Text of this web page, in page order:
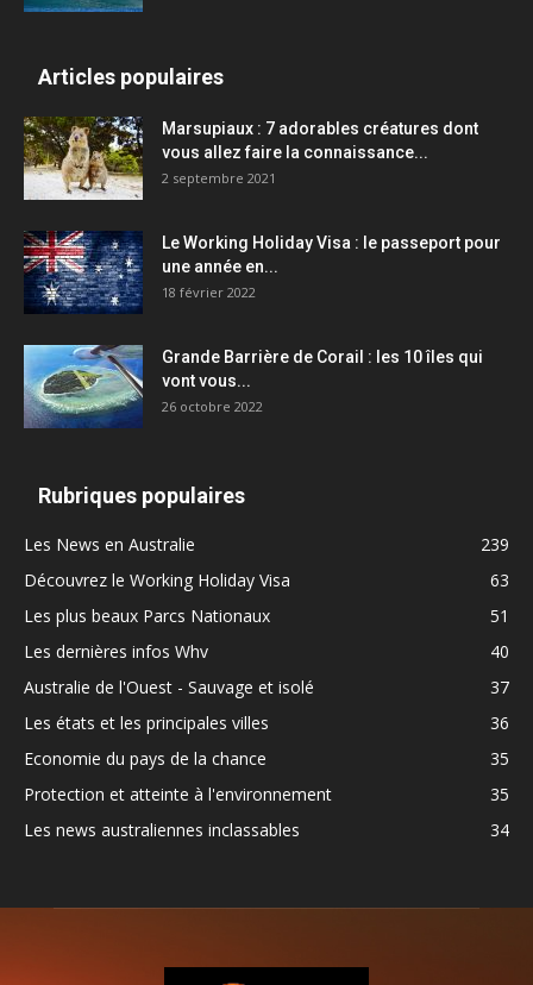
Articles populaires
Marsupiaux : 7 adorables créatures dont
vous allez faire la connaissance...
2 septembre 2021
Le Working Holiday Visa : le passeport pour
une année en...
18 février 2022
Grande Barrière de Corail : les 10 îles qui
vont vous...
26 octobre 2022
Rubriques populaires
Les News en Australie
239
Découvrez le Working Holiday Visa
63
Les plus beaux Parcs Nationaux
51
Les dernières infos Whv
40
Australie de l'Ouest - Sauvage et isolé
37
Les états et les principales villes
36
Economie du pays de la chance
35
Protection et atteinte à l'environnement
35
Les news australiennes inclassables
34